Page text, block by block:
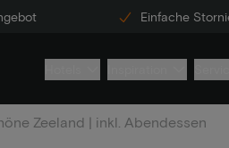
Einfache
Zeeland | inkl. Abendessen